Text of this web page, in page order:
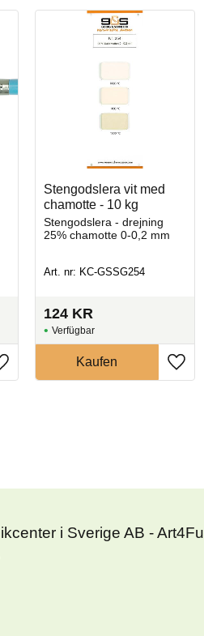
Stengodslera vit med
chamotte - 10 kg
Stengodslera - drejning
25% chamotte 0-0,2 mm
Art. nr: KC-GSSG254
124 KR
i Sverige AB -